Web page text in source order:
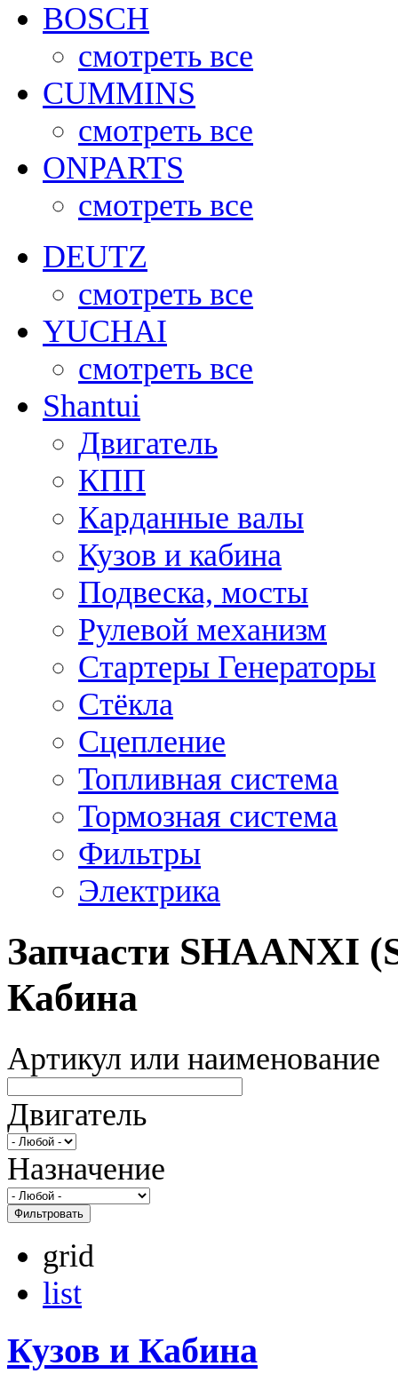
BOSCH
смотреть все
CUMMINS
смотреть все
ONPARTS
смотреть все
DEUTZ
смотреть все
YUCHAI
смотреть все
Shantui
Двигатель
КПП
Карданные валы
Кузов и кабина
Подвеска, мосты
Рулевой механизм
Стартеры Генераторы
Стёкла
Сцепление
Топливная система
Тормозная система
Фильтры
Электрика
Запчасти SHAANXI
Кабина
Артикул или наименование
Двигатель
Назначение
Фильтровать
grid
list
Кузов и Кабина